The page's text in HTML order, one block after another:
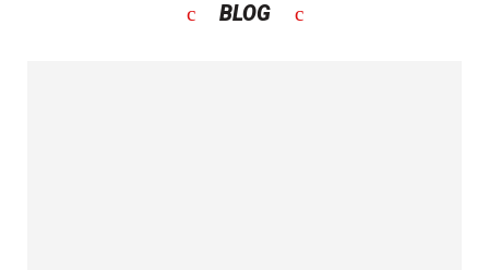
BLOG